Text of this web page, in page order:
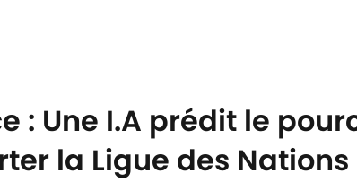
: Une I.A prédit le
la Ligue des Nations